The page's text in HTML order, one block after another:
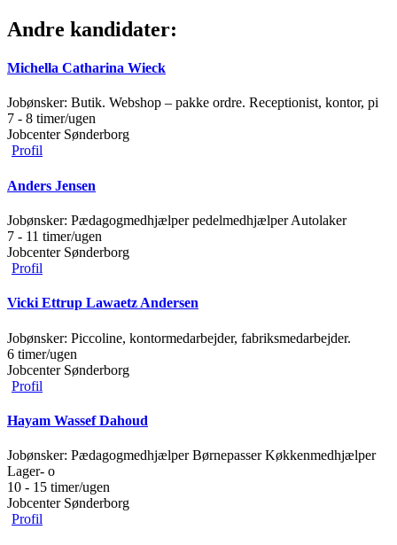
Andre kandidater:
Michella Catharina Wieck
Jobønsker: Butik. Webshop – pakke ordre. Receptionist, kontor, pi
7 - 8 timer/ugen
Jobcenter Sønderborg
Profil
Anders Jensen
Jobønsker: Pædagogmedhjælper pedelmedhjælper Autolaker
7 - 11 timer/ugen
Jobcenter Sønderborg
Profil
Vicki Ettrup Lawaetz Andersen
Jobønsker: Piccoline, kontormedarbejder, fabriksmedarbejder.
6 timer/ugen
Jobcenter Sønderborg
Profil
Hayam Wassef Dahoud
Jobønsker: Pædagogmedhjælper Børnepasser Køkkenmedhjælper
Lager- o
10 - 15 timer/ugen
Jobcenter Sønderborg
Profil